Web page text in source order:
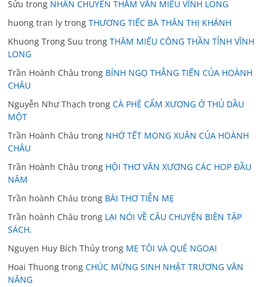
Sửu trong NHÂN CHUYẾN THĂM VĂN MIẾU VĨNH LONG
huong tran ly trongTHƯƠNG TIẾC BÀ THÂN THỊ KHÁNH
Khuong Trong Suu trongTHĂM MIẾU CÔNG THẦN TỈNH VĨNH
LONG
Trần Hoành Châu trong BÍNH NGỌ THẲNG TIẾN CỦA HOÀNH
CHÂU
Nguyễn Như Thạch trongCÀ PHÊ CẨM XƯƠNG Ở THỦ DẦU
MỘT
Trần Hoành Châu trong NHỚ TẾT MONG XUÂN CỦA HOÀNH
CHÂU
Trần Hoành Châu trong HỘI THƠ VĂN XƯƠNG CÁC HOP ĐẦU
NĂM
Trần hoành Cháu trong BÀI THƠ TIỄN MẸ
Trần hoành Châu trong LẠI NÓI VỀ CÂU CHUYỆN BIÊN TẬP
SÁCH.
Nguyen Huy Bích Thủy trong MẸ TÔI VÀ QUÊ NGOẠI
Hoai Thuong trongCHÚC MỪNG SINH NHẬT TRƯƠNG VĂN
NĂNG